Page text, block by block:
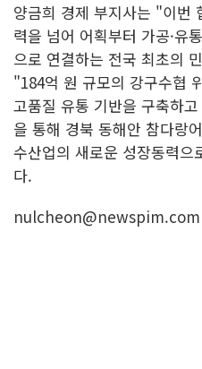
양금희 경제 부지사는 "이번
력을 넘어 어획부터 가공·유
으로 연결하는 전국 최초의
"184억 원 규모의 강구수협
고품질 유통 기반을 구축하
을 통해 경북 동해안 참다랑
수산업의 새로운 성장동력
다.
nulcheon@newspim.com